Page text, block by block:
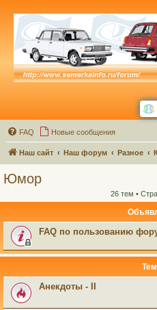
FAQ Новые сообщения
Наш сайт Наш форум Разное
Юмор
26 тем •
FAQ по пользованию
Анекдоты - II